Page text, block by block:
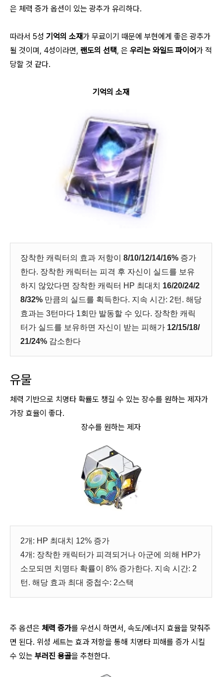
은 체력 증가 옵션이 있는 광추가 유리하다.
따라서 5성 기억의 소재가 무료이기 때문에 부현에게 좋은 광추가
될 것이며, 4성이라면, 랜도의 선택, 은 우리는 와일드 파이어가 적
당할 것 같다.
기억의 소재
장착한 캐릭터의 효과 저항이 8/10/12/14/16% 증가
한다. 장착한 캐릭터는 피격 후 자신이 실드를 보유
하지 않았다면 장착한 캐릭터 HP 최대치 16/20/24/2
8/32% 만큼의 실드를 획득한다. 지속 시간: 2턴. 해당
효과는 3턴마다 1회만 발동할 수 있다. 장착한 캐릭
터가 실드를 보유하면 자신이 받는 피해가 12/15/18/
21/24% 감소한다
유물
체력 기반으로 치명타 확률도 챙길 수 있는 장수를 원하는 제자가
가장 효율이 좋다.
장수를 원하는 제자
2개: HP 최대치 12% 증가
4개: 장착한 캐릭터가 피격되거나 아군에 의해 HP가
소모되면 치명타 확률이 8% 증가한다. 지속 시간: 2
턴. 해당 효과 최대 중첩수: 2스택
주 옵션은 체력 증가를 우선시 하면서, 속도/에너지 효율을 맞춰주
면 된다. 위성 세트는 효과 저항을 통해 치명타 피해를 증가 시킬
수 있는 부러진 용골을 추천한다.